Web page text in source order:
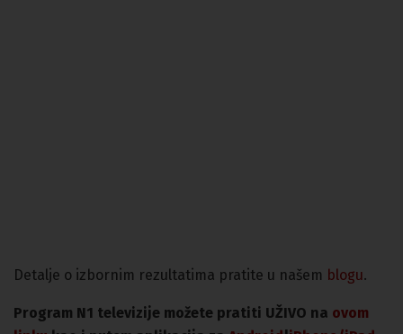
Detalje o izbornim rezultatima pratite u našem blogu.
Program N1 televizije možete pratiti UŽIVO na ovom